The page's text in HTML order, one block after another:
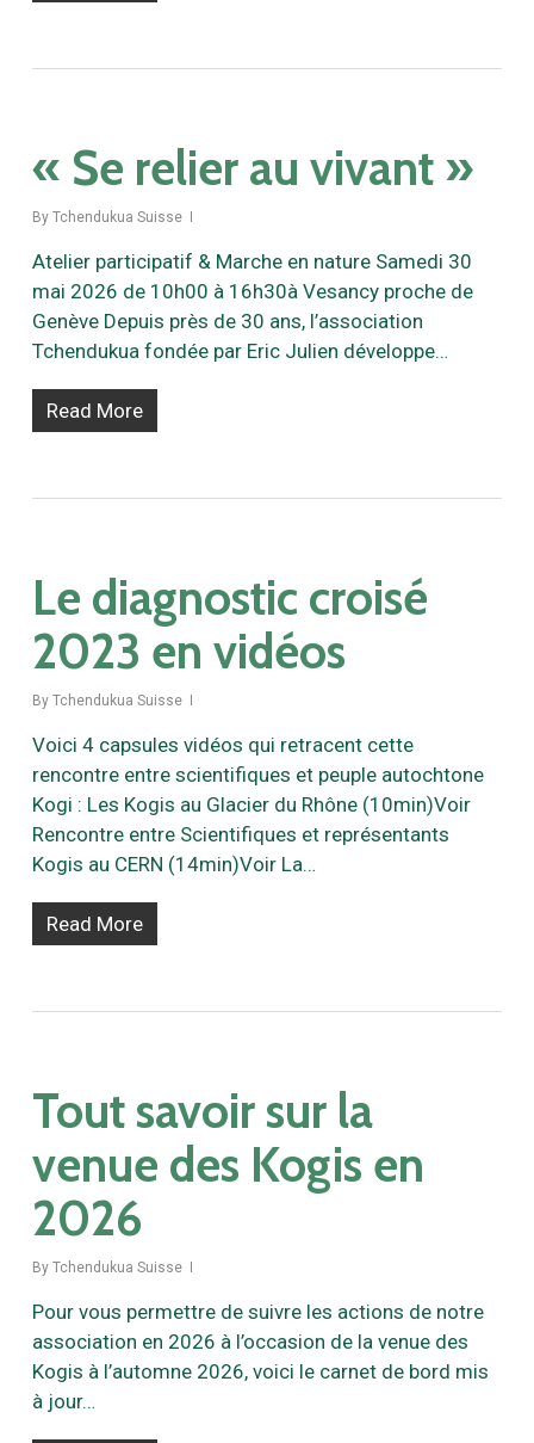
« Se relier au vivant »
By Tchendukua Suisse
Atelier participatif & Marche en nature Samedi 30
mai 2026 de 10h00 à 16h30à Vesancy proche de
Genève Depuis près de 30 ans, l’association
Tchendukua fondée par Eric Julien développe…
Read More
Le diagnostic croisé
2023 en vidéos
By Tchendukua Suisse
Voici 4 capsules vidéos qui retracent cette
rencontre entre scientifiques et peuple autochtone
Kogi : Les Kogis au Glacier du Rhône (10min)Voir
Rencontre entre Scientifiques et représentants
Kogis au CERN (14min)Voir La…
Read More
Tout savoir sur la
venue des Kogis en
2026
By Tchendukua Suisse
Pour vous permettre de suivre les actions de notre
association en 2026 à l’occasion de la venue des
Kogis à l’automne 2026, voici le carnet de bord mis
à jour…